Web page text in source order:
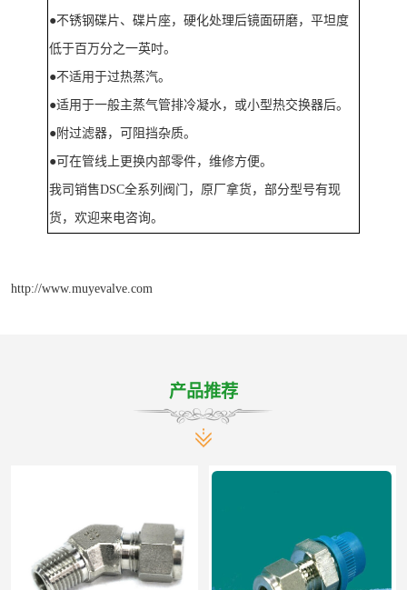
●不锈钢碟片、碟片座，硬化处理后镜面研磨，平坦度
低于百万分之一英吋。
●不适用于过热蒸汽。
●适用于一般主蒸气管排冷凝水，或小型热交换器后。
●附过滤器，可阻挡杂质。
●可在管线上更换内部零件，维修方便。
我司销售DSC全系列阀门，原厂拿货，部分型号有现
货，欢迎来电咨询。
http://www.muyevalve.com
产品推荐